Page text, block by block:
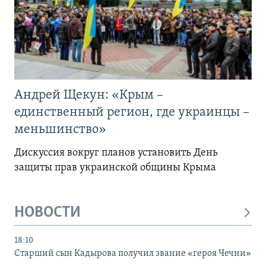
Андрей Щекун: «Крым –
единственный регион, где украинцы –
меньшинство»
Дискуссия вокруг планов установить День
защиты прав украинской общины Крыма
НОВОСТИ
18:10
Старший сын Кадырова получил звание «героя Чечни»